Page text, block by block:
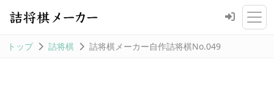
トップ 詰将棋 詰将棋メーカー自作詰将棋No.049